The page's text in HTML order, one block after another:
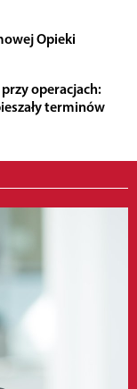
Opieki
operacjach:
terminów